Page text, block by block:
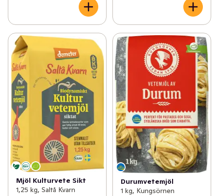
Mjöl Kulturvete Sikt
1,25 kg, Saltå Kvarn
Durumvetemjöl
1 kg, Kungsörnen